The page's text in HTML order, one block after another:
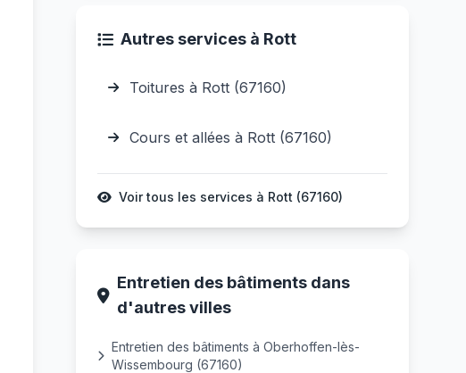
Autres services à Rott
Toitures à Rott (67160)
Cours et allées à Rott (67160)
Voir tous les services à Rott (67160)
Entretien des bâtiments dans
d'autres villes
Entretien des bâtiments à Oberhoffen-lès-
Wissembourg (67160)